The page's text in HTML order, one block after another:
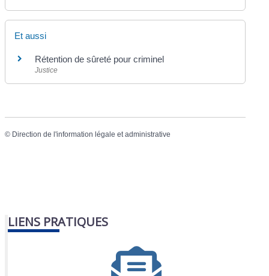
Et aussi
Rétention de sûreté pour criminel
Justice
© Direction de l'information légale et administrative
LIENS PRATIQUES